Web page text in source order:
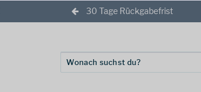
30 Tage Rückgabefrist